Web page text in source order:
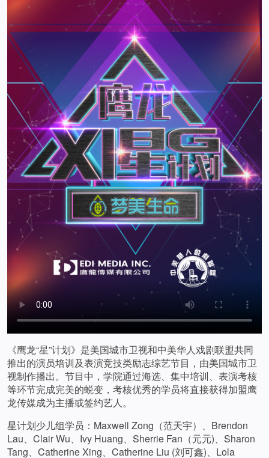
《鹰龙“星”计划》是美国城市卫视和中美华人戏剧联盟共同
推出的演员培训及表演竞技类励志综艺节目，由美国城市卫
视制作播出。节目中，学院通过海选、集中培训、表演考核
等环节完成完美的蜕变，考核优秀的学员将直接获得加盟鹰
龙传媒成为主播或签约艺人。
星计划少儿组学员：Maxwell Zong（范天宇）、Brendon
Lau、Clair Wu、Ivy Huang、Sherrie Fan（元元)、Sharon
Tang、Catherine Xing、Catherine Liu (刘可鑫)、Lola